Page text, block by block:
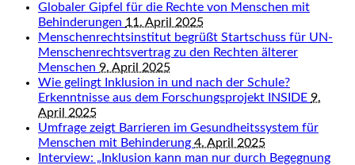
Globaler Gipfel für die Rechte von Menschen mit
Behinderungen 11. April 2025
Menschenrechtsinstitut begrüßt Startschuss für UN-
Menschenrechtsvertrag zu den Rechten älterer
Menschen 9. April 2025
Wie gelingt Inklusion in und nach der Schule?
Erkenntnisse aus dem Forschungsprojekt INSIDE 9.
April 2025
Umfrage zeigt Barrieren im Gesundheitssystem für
Menschen mit Behinderung 4. April 2025
Interview: „Inklusion kann man nur durch Begegnung